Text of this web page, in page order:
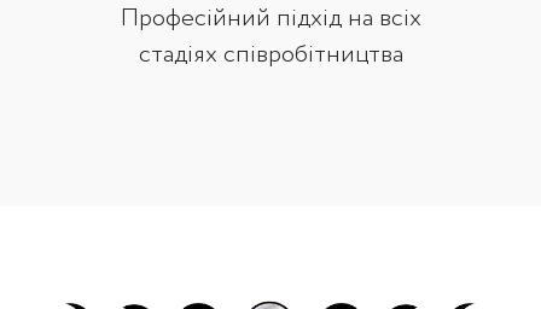
Професійний підхід на всіх
стадіях співробітництва